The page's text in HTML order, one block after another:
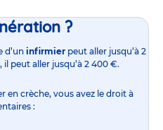
?
d’un infirmier peut aller jusqu’à 2
peut aller jusqu’à 2 400 €.
en crèche, vous avez le droit à
: